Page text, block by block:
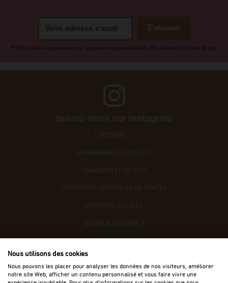
*Offre valable uniquement sur la première commande dès 30€ d'achat hors frais de port
Suivez-nous sur instagram
L'HISTOIRE ....
PROGRAMME DE FIDÉLITÉ
LIVRAISON ET RETOUR
CONDITIONS GÉNÉRALES DE VENTES
MENTIONS LÉGALES
OÙ NOUS TROUVER ?
Nous utilisons des cookies
Nous pouvons les placer pour analyser les données de nos visiteurs, améliorer
notre site Web, afficher un contenu personnalisé et vous faire vivre une